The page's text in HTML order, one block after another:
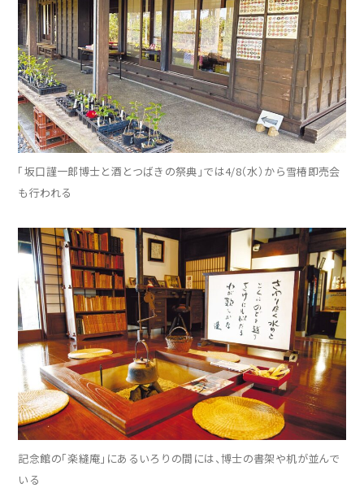
「坂口謹一郎博士と酒とつばきの祭典」では4/8（水）から雪椿即売会
も行われる
記念館の「楽縫庵」にあるいろりの間には、博士の書架や机が並んで
いる